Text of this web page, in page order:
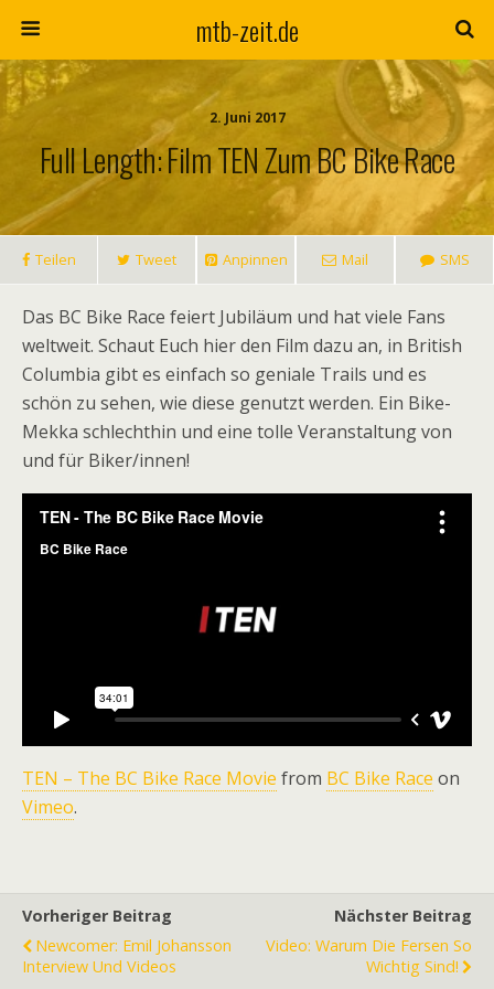
mtb-zeit.de
2. Juni 2017
Full Length: Film TEN Zum BC Bike Race
Teilen Tweet Anpinnen Mail SMS
Das BC Bike Race feiert Jubiläum und hat viele Fans
weltweit. Schaut Euch hier den Film dazu an, in British
Columbia gibt es einfach so geniale Trails und es
schön zu sehen, wie diese genutzt werden. Ein Bike-
Mekka schlechthin und eine tolle Veranstaltung von
und für Biker/innen!
TEN – The BC Bike Race Movie from BC Bike Race on
Vimeo.
Vorheriger Beitrag
Newcomer: Emil Johansson
Interview Und Videos
Nächster Beitrag
Video: Warum Die Fersen So
Wichtig Sind!